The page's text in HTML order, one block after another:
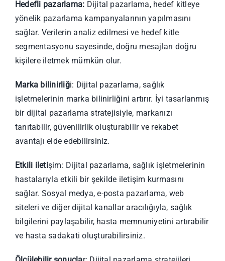
Hedefli pazarlama: Dijital pazarlama, hedef kitleye
yönelik pazarlama kampanyalarının yapılmasını
sağlar. Verilerin analiz edilmesi ve hedef kitle
segmentasyonu sayesinde, doğru mesajları doğru
kişilere iletmek mümkün olur.
Marka bilinirliği: Dijital pazarlama, sağlık
işletmelerinin marka bilinirliğini artırır. İyi tasarlanmış
bir dijital pazarlama stratejisiyle, markanızı
tanıtabilir, güvenilirlik oluşturabilir ve rekabet
avantajı elde edebilirsiniz.
Etkili iletişim: Dijital pazarlama, sağlık işletmelerinin
hastalarıyla etkili bir şekilde iletişim kurmasını
sağlar. Sosyal medya, e-posta pazarlama, web
siteleri ve diğer dijital kanallar aracılığıyla, sağlık
bilgilerini paylaşabilir, hasta memnuniyetini artırabilir
ve hasta sadakati oluşturabilirsiniz.